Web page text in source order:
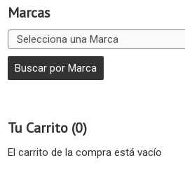
Marcas
Tu Carrito (0)
El carrito de la compra está vacío